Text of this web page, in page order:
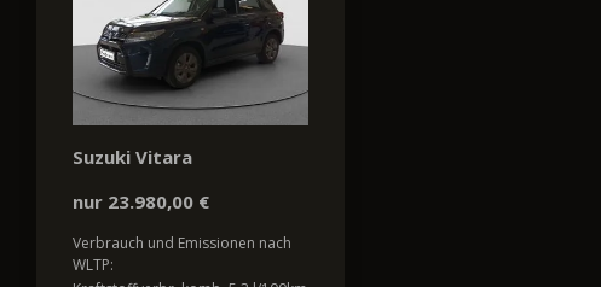
Suzuki Vitara
nur 23.980,00 €
Verbrauch und Emissionen nach
WLTP: